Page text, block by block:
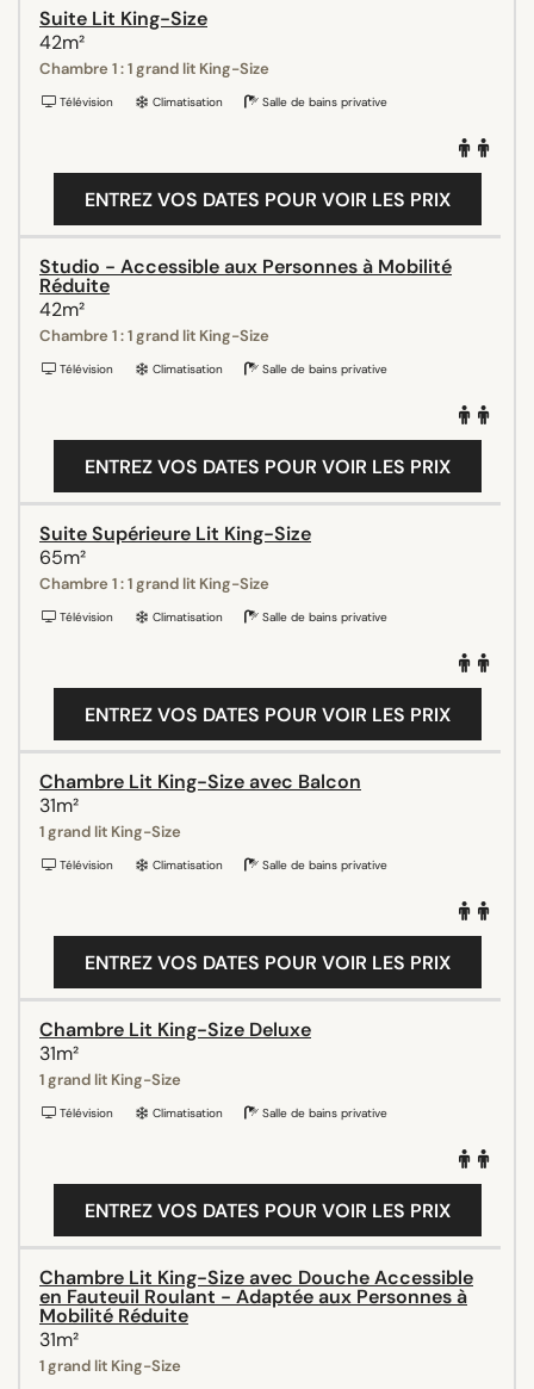
Suite Lit King-Size
42m²
Chambre 1 : 1 grand lit King-Size
Télévision Climatisation Salle de bains privative
ENTREZ VOS DATES POUR VOIR LES PRIX
Studio - Accessible aux Personnes à Mobilité
Réduite
42m²
Chambre 1 : 1 grand lit King-Size
Télévision Climatisation Salle de bains privative
ENTREZ VOS DATES POUR VOIR LES PRIX
Suite Supérieure Lit King-Size
65m²
Chambre 1 : 1 grand lit King-Size
Télévision Climatisation Salle de bains privative
ENTREZ VOS DATES POUR VOIR LES PRIX
Chambre Lit King-Size avec Balcon
31m²
1 grand lit King-Size
Télévision Climatisation Salle de bains privative
ENTREZ VOS DATES POUR VOIR LES PRIX
Chambre Lit King-Size Deluxe
31m²
1 grand lit King-Size
Télévision Climatisation Salle de bains privative
ENTREZ VOS DATES POUR VOIR LES PRIX
Chambre Lit King-Size avec Douche Accessible
en Fauteuil Roulant - Adaptée aux Personnes à
Mobilité Réduite
31m²
1 grand lit King-Size